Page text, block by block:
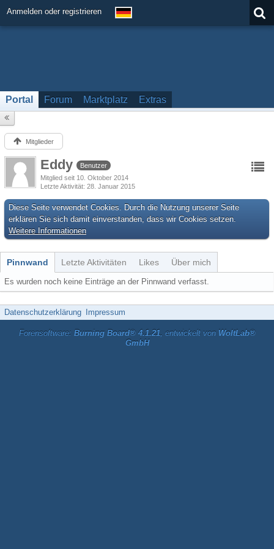
Anmelden oder registrieren
Portal Forum Marktplatz Extras
Mitglieder
Eddy
Benutzer
Mitglied seit 10. Oktober 2014
Letzte Aktivität 28. Januar 2015
Diese Seite verwendet Cookies. Durch die Nutzung unserer Seite
erklären Sie sich damit einverstanden, dass wir Cookies setzen.
Weitere Informationen
Pinnwand Letzte Aktivitäten Likes Über mich
Es wurden noch keine Einträge an der Pinnwand verfasst.
Datenschutzerklärung Impressum
Forensoftware: Burning Board® 4.1.21, entwickelt von WoltLab®
GmbH